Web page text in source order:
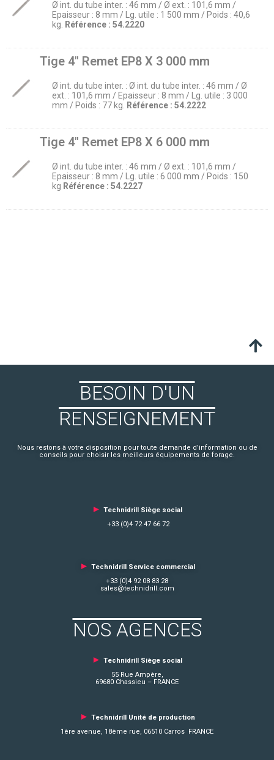
Ø int. du tube inter. : 46 mm / Ø ext. : 101,6 mm /
Epaisseur : 8 mm / Lg. utile : 1 500 mm / Poids : 40,6
kg.
Référence : 54.2220
Tige 4″ Remet EP8 X 3 000 mm
Ø int. du tube inter. : Ø int. du tube inter. : 46 mm / Ø
ext. : 101,6 mm / Epaisseur : 8 mm / Lg. utile : 3 000
mm / Poids : 77 kg.
Référence : 54.2222
Tige 4″ Remet EP8 X 6 000 mm
Ø int. du tube inter. : 46 mm / Ø ext. : 101,6 mm /
Epaisseur : 8 mm / Lg. utile : 6 000 mm / Poids : 150
kg Référence : 54.2227
BESOIN D'UN
RENSEIGNEMENT
Nous restons à votre disposition pour toute demande d’information ou de
conseils pour choisir les meilleurs équipements de forage.
► Technidrill Siège social
+33 (0)4 72 47 66 72
► Technidrill Service commercial
+33 (0)4 92 08 83 28
sales@technidrill.com
NOS AGENCES
► Technidrill Siège social
55 Rue Ampère,
69680 Chassieu – FRANCE
► Technidrill Unité de production
1ère avenue, 18ème rue, 06510 Carros FRANCE